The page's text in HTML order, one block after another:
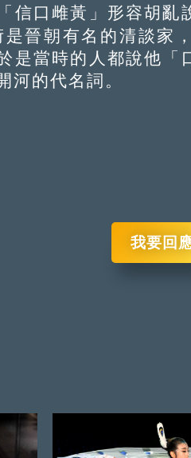
口雌黃」形容胡亂
是晉朝有名的清談家
是當時的人都說他「
河的代名詞。
我要回